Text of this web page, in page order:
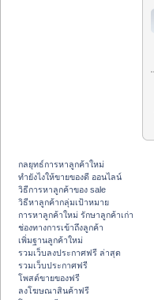
กลยุทธ์การหาลูกค้าใหม่
ทํายังไงให้ขายของดี ออนไลน์
วิธีการหาลูกค้าของ sale
วิธีหาลูกค้ากลุ่มเป้าหมาย
การหาลูกค้าใหม่ รักษาลูกค้าเก่า
ช่องทางการเข้าถึงลูกค้า
เพิ่มฐานลูกค้าใหม่
รวมเว็บลงประกาศฟรี ล่าสุด
รวมเว็บประกาศฟรี
โพสต์ขายของฟรี
ลงโฆษณาสินค้าฟรี